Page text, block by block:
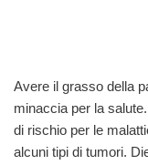
Avere il grasso della
minaccia per la
di rischio per le
alcuni tipi di tumori.